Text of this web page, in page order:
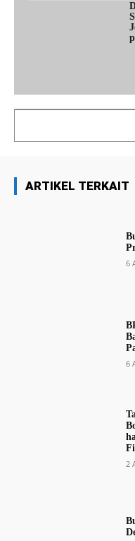
ARTIKEL TERKAIT
6
6
2